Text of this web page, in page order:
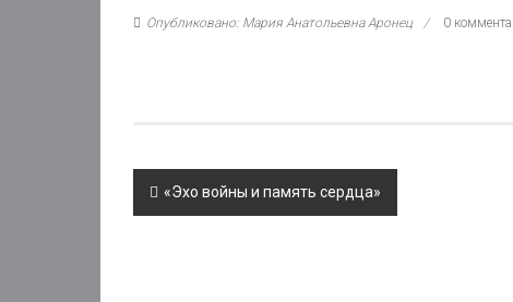
Опубликовано: Мария Анатольевна Аронец 0
Post
navigation
«Эхо войны и память сердца»